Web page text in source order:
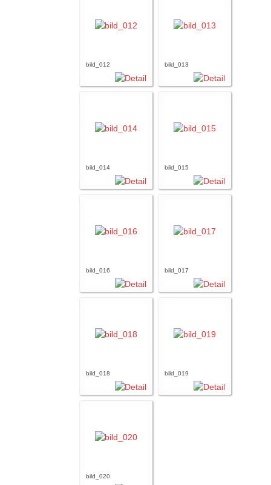
bild_012 bild_013
bild_014 bild_015
bild_016 bild_017
bild_018 bild_019
bild_020